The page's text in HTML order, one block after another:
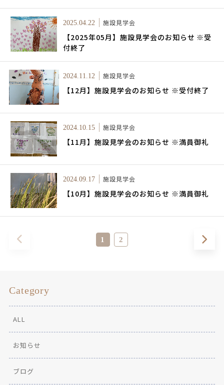
2025.04.22 施設見学会
【2025年05月】施設見学会のお知らせ ※受
付終了
2024.11.12 施設見学会
【12月】施設見学会のお知らせ ※受付終了
2024.10.15 施設見学会
【11月】施設見学会のお知らせ ※満員御礼
2024.09.17 施設見学会
【10月】施設見学会のお知らせ ※満員御礼
1 2
Category
ALL
お知らせ
ブログ